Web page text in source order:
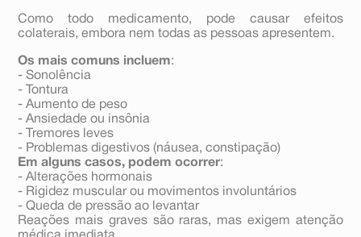
Como todo medicamento, pode causar efeitos
colaterais, embora nem todas as pessoas apresentem.
Os mais comuns incluem:
- Sonolência
- Tontura
- Aumento de peso
- Ansiedade ou insônia
- Tremores leves
- Problemas digestivos (náusea, constipação)
Em alguns casos, podem ocorrer:
- Alterações hormonais
- Rigidez muscular ou movimentos involuntários
- Queda de pressão ao levantar
Reações mais graves são raras, mas exigem atenção